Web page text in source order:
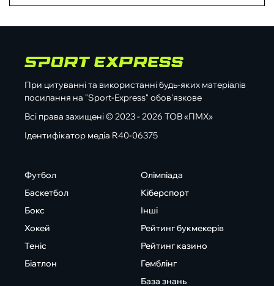
При цитуванні та використанні будь-яких матеріалів
посилання на "Sport-Express" обов'язкове
Всі права захищені © 2023 - 2026 ТОВ «ПМХ»
Ідентифікатор медіа R40-06375
Футбол
Баскетбол
Бокс
Хокей
Теніс
Біатлон
Олімпіада
Кіберспорт
Інші
Рейтинг букмекерів
Рейтинг казино
Гемблінг
База знань